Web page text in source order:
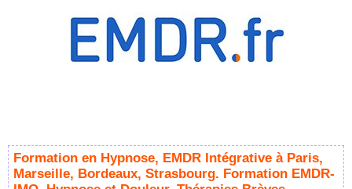
Formation en Hypnose, EMDR Intégrative à Paris,
Marseille, Bordeaux, Strasbourg. Formation EMDR-